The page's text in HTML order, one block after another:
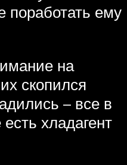
поработать ему
на
скопился
– все в
хладагент